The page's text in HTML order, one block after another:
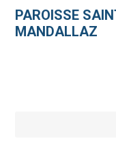
contenu.
personnelsPAROISSE
MANDALLAZ